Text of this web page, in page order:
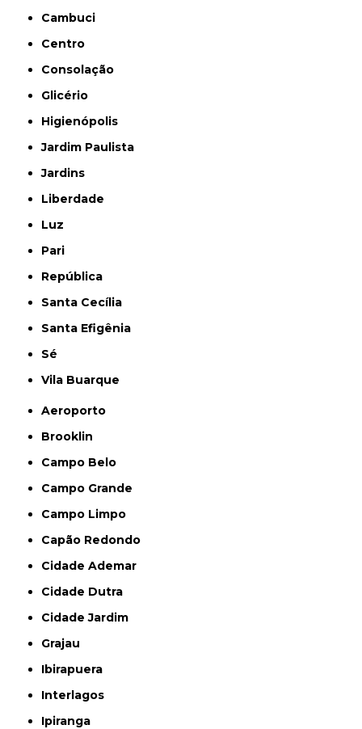
Cambuci
Centro
Consolação
Glicério
Higienópolis
Jardim Paulista
Jardins
Liberdade
Luz
Pari
República
Santa Cecília
Santa Efigênia
Sé
Vila Buarque
Aeroporto
Brooklin
Campo Belo
Campo Grande
Campo Limpo
Capão Redondo
Cidade Ademar
Cidade Dutra
Cidade Jardim
Grajau
Ibirapuera
Interlagos
Ipiranga